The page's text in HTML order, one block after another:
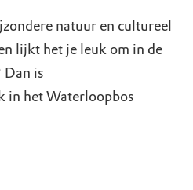
natuur en cultureel
lijkt het je leuk om in de
is
in het Waterloopbos